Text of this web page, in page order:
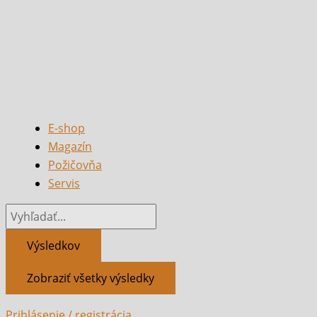
E-shop
Magazín
Požičovňa
Servis
Výsledkov
Zobraziť všetky výsledky